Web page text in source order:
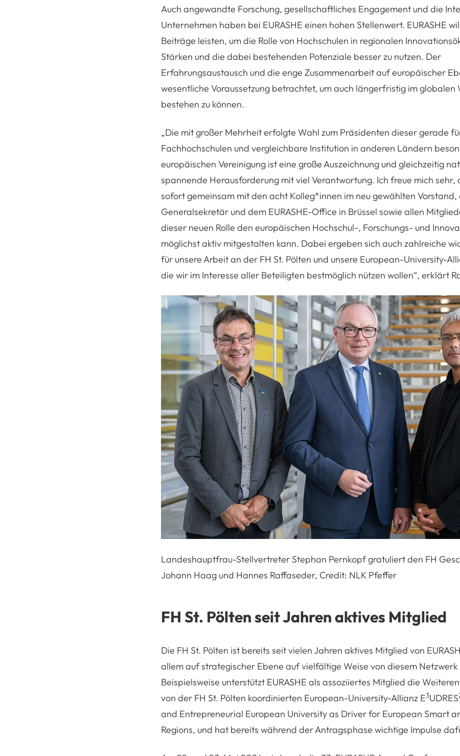
Auch angewandte Forschung, gesellschaftliches Engagement und die
Unternehmen haben bei EURASHE einen hohen Stellenwert. EURASHE
Beiträge leisten, um die Rolle von Hochschulen in regionalen
Stärken und die dabei bestehenden Potenziale besser zu nutzen. Der
Erfahrungsaustausch und die enge Zusammenarbeit auf europäischer
wesentliche Voraussetzung betrachtet, um auch längerfristig im globalen
bestehen zu können.
„Die mit großer Mehrheit erfolgte Wahl zum Präsidenten dieser gerade
Fachhochschulen und vergleichbare Institution in anderen Ländern
europäischen Vereinigung ist eine große Auszeichnung und gleichzeitig
spannende Herausforderung mit viel Verantwortung. Ich freue mich sehr,
sofort gemeinsam mit den acht Kolleg*innen im neu gewählten Vorstand,
Generalsekretär und dem EURASHE-Office in Brüssel sowie allen
dieser neuen Rolle den europäischen Hochschul-, Forschungs- und
möglichst aktiv mitgestalten kann. Dabei ergeben sich auch zahlreiche
für unsere Arbeit an der FH St. Pölten und unsere European-University-
die wir im Interesse aller Beteiligten bestmöglich nützen wollen“, erklärt
Landeshauptfrau-Stellvertreter Stephan Pernkopf gratuliert den FH
Johann Haag und Hannes Raffaseder, Credit: NLK Pfeffer
FH St. Pölten seit Jahren aktives Mitglied
Die FH St. Pölten ist bereits seit vielen Jahren aktives Mitglied von
allem auf strategischer Ebene auf vielfältige Weise von diesem
Beispielsweise unterstützt EURASHE als assoziiertes Mitglied die
von der FH St. Pölten koordinierten European-University-Allianz E3UDRES
and Entrepreneurial European University as Driver for European Smart
Regions, und hat bereits während der Antragsphase wichtige Impulse